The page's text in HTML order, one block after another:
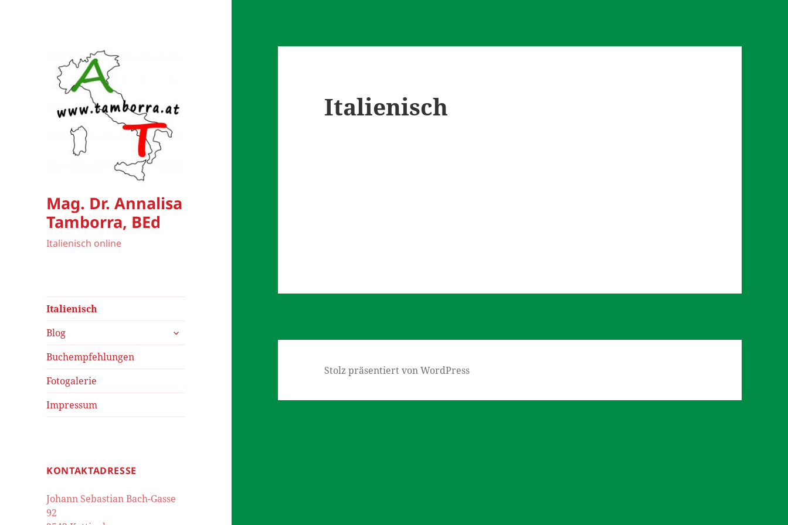
Mag. Dr. Annalisa
Tamborra, BEd
Italienisch online
Italienisch
Blog
untermenü
Buchempfehlungen
Fotogalerie
Impressum
KONTAKTADRESSE
Johann Sebastian Bach-Gasse
92
Italienisch
Stolz präsentiert von WordPress